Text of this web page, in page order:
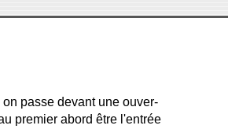
passe devant une ouver-
premier abord être l'entrée